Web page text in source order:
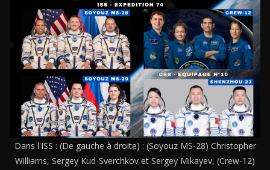
Dans l'ISS : (De gauche à droite) : (Soyouz MS-28) Christopher
Williams, Sergey Kud-Sverchkov et Sergey Mikayev, (Crew-12)